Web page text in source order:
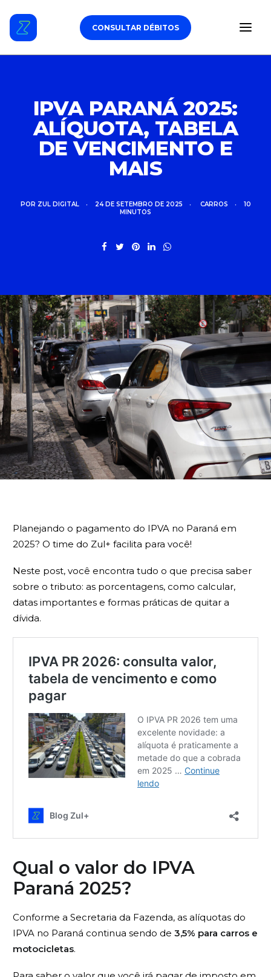
CONSULTAR DÉBITOS
DÉBITOS VEICULARES
TAG DE PEDÁGIO
IPVA PARANÁ 2025:
ALÍQUOTA, TABELA
DE VENCIMENTO E
MAIS
POR ZUL DIGITAL • 24 DE SETEMBRO DE 2025 • CARROS •
10
MINUTOS
Planejando o pagamento do IPVA no Paraná em
2025? O time do Zul+ facilita para você!
Neste post, você encontra tudo o que precisa saber
sobre o tributo: as porcentagens, como calcular,
datas importantes e formas práticas de quitar a
dívida.
Qual o valor do IPVA
Paraná 2025?
Conforme a Secretaria da Fazenda, as alíquotas do
IPVA no Paraná continua sendo de 3,5% para carros e
motocicletas.